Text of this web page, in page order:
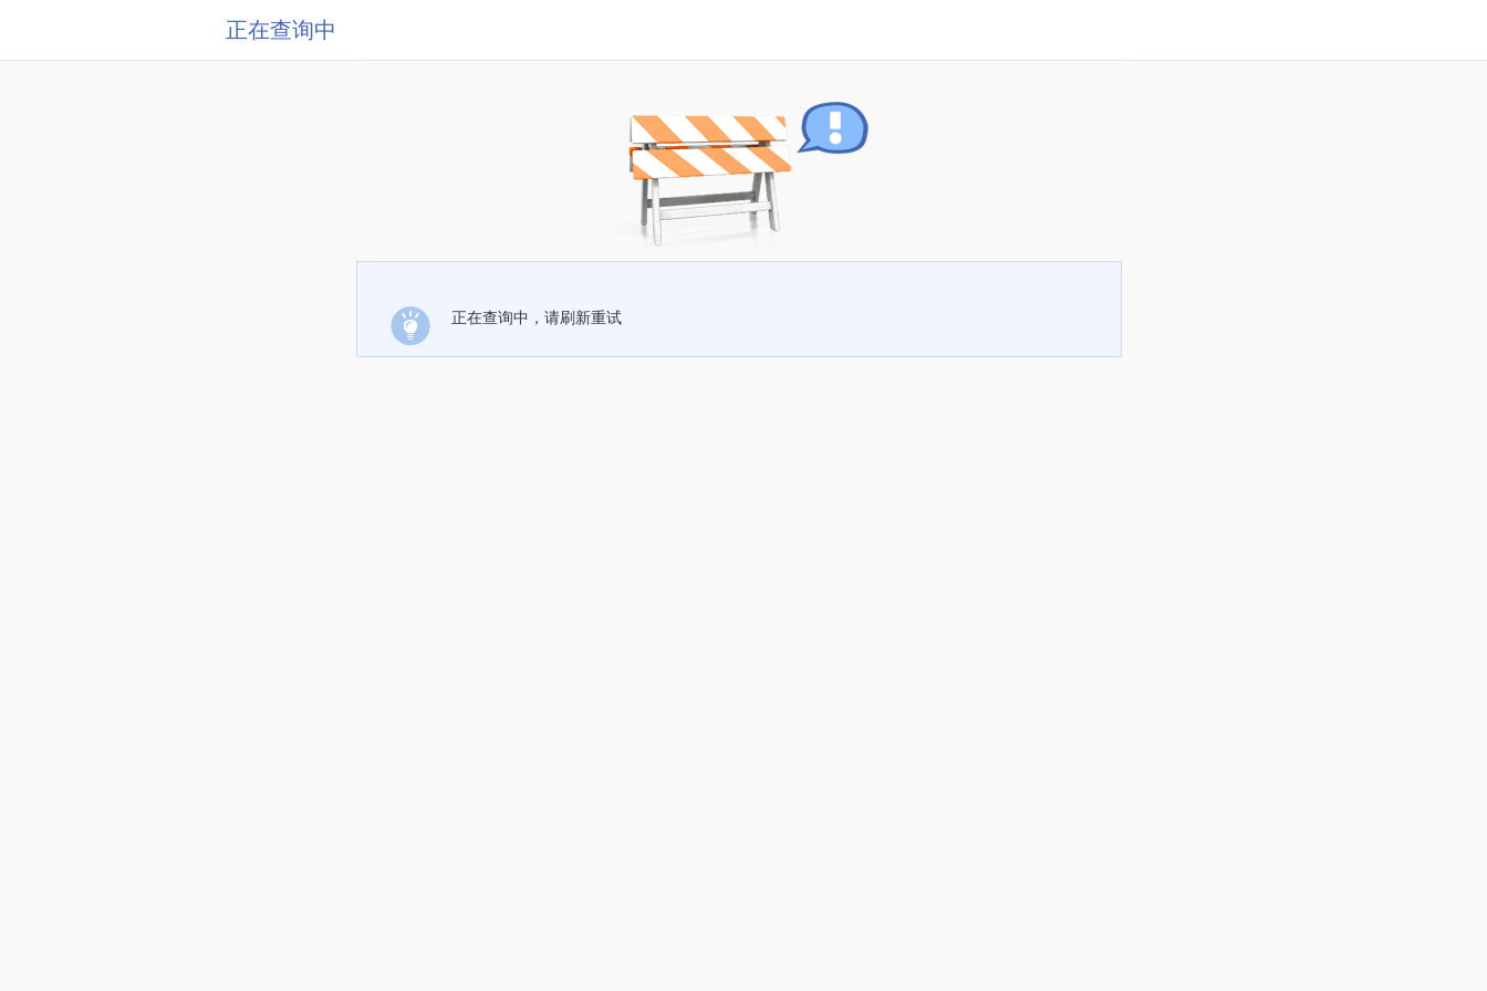
正在查询中
正在查询中，请刷新重试